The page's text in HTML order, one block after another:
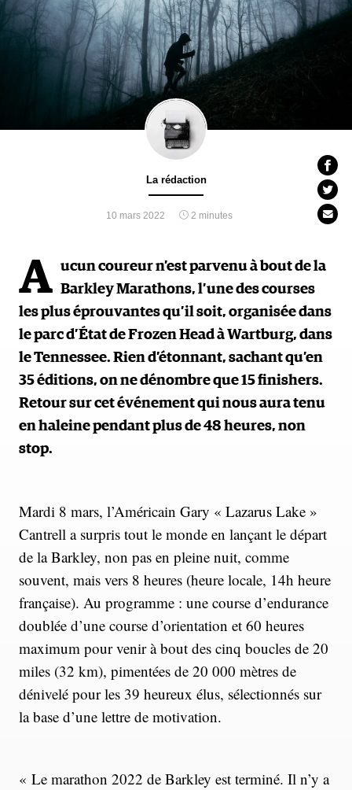
La rédaction
10 mars 2022 2 minutes
A ucun coureur n’est parvenu à bout de la
Barkley Marathons, l’une des courses
les plus éprouvantes qu’il soit, organisée dans
le parc d’État de Frozen Head à Wartburg, dans
le Tennessee. Rien d’étonnant, sachant qu’en
35 éditions, on ne dénombre que 15 finishers.
Retour sur cet événement qui nous aura tenu
en haleine pendant plus de 48 heures, non
stop.
Mardi 8 mars, l’Américain Gary « Lazarus Lake »
Cantrell a surpris tout le monde en lançant le départ
de la Barkley, non pas en pleine nuit, comme
souvent, mais vers 8 heures (heure locale, 14h heure
française). Au programme : une course d’endurance
doublée d’une course d’orientation et 60 heures
maximum pour venir à bout des cinq boucles de 20
miles (32 km), pimentées de 20 000 mètres de
dénivelé pour les 39 heureux élus, sélectionnés sur
la base d’une lettre de motivation.
« Le marathon 2022 de Barkley est terminé. Il n’y a